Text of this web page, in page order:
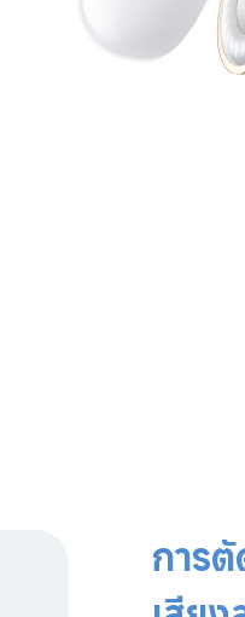
การ